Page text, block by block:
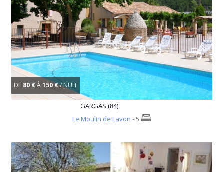
DE 80 €À150 €/ NUIT
GARGAS (84)
Le Moulin de Lavon - 5